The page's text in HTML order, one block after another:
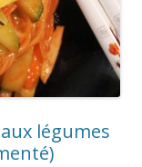
légumes